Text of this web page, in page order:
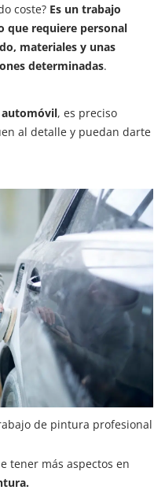
coste? Es un trabajo
que requiere personal
materiales y unas
determinadas.
, es preciso
al detalle y puedan darte
de pintura profesional
tener más aspectos en